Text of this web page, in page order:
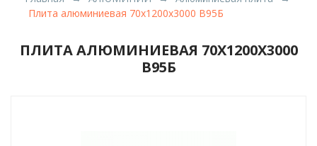
Плита алюминиевая 70х1200х3000 В95Б
ПЛИТА АЛЮМИНИЕВАЯ 70Х1200Х3000
В95Б